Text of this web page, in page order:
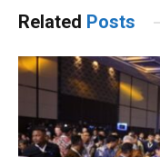
Related Posts